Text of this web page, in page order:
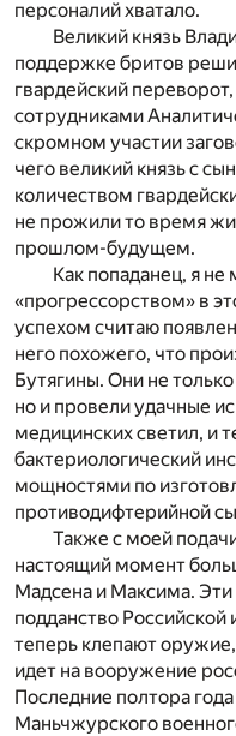
персоналий хватало.
Великий князь
поддержке бритов
гвардейский
сотрудниками
скромном участии
чего великий князь с
количеством
не прожили то время
прошлом-будущем.
Как попаданец, я не
«прогрессорством» в
успехом считаю
него похожего, что
Бутягины. Они не
но и провели удачные
медицинских светил, и
бактериологический
мощностями по
противодифтерийной
Также с моей
настоящий момент
Мадсена и Максима.
подданство
теперь клепают
идет на вооружение
Последние полтора
Маньчжурского